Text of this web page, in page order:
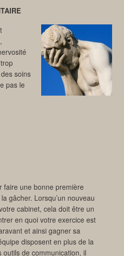
soins
pas le
faire une bonne première
gâcher. Lorsqu’un nouveau
cabinet, cela doit être un
en quoi votre exercice est
et ainsi gagner sa
disposent en plus de la
de communication, il